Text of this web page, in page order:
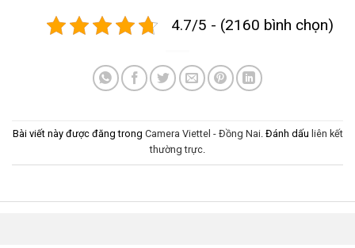
4.7/5 - (2160 bình chọn)
Bài viết này được đăng trong Camera Viettel - Đồng Nai. Đánh dấu liên kết
thường trực.